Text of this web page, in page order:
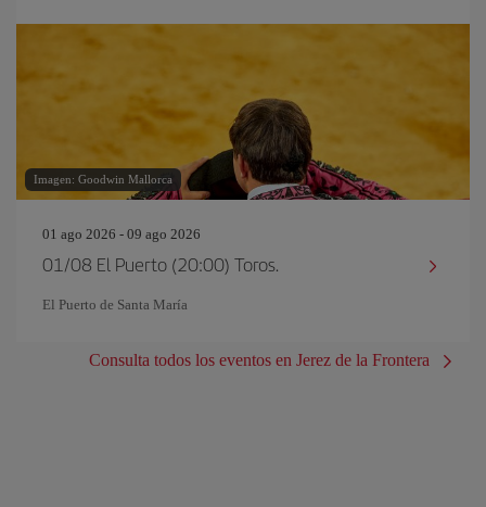
Imagen: Goodwin Mallorca
01 ago 2026 - 09 ago 2026
01/08 El Puerto (20:00) Toros.
El Puerto de Santa María
Consulta todos los eventos en Jerez de la Frontera